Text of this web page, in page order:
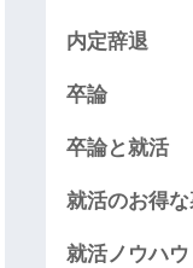
内定辞退
卒論
卒論と就活
就活のお得
就活ノウハウ